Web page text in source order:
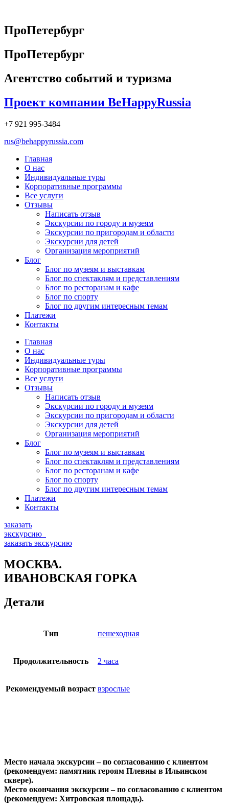
содержимому
ПроПетербург
ПроПетербург
Агентство событий и туризма
Проект компании BeHappyRussia
+7 921 995-3484
rus@behappyrussia.com
Главная
О нас
Индивидуальные туры
Корпоративные программы
Все услуги
Отзывы
Написать отзыв
Экскурсии по городу и музеям
Экскурсии по пригородам и области
Экскурсии для детей
Организация мероприятий
Блог
Блог по музеям и выставкам
Блог по спектаклям и представлениям
Блог по ресторанам и кафе
Блог по спорту
Блог по другим интересным темам
Платежи
Контакты
Главная
О нас
Индивидуальные туры
Корпоративные программы
Все услуги
Отзывы
Написать отзыв
Экскурсии по городу и музеям
Экскурсии по пригородам и области
Экскурсии для детей
Организация мероприятий
Блог
Блог по музеям и выставкам
Блог по спектаклям и представлениям
Блог по ресторанам и кафе
Блог по спорту
Блог по другим интересным темам
Платежи
Контакты
заказать
экскурсию
заказать экскурсию
МОСКВА.
ИВАНОВСКАЯ ГОРКА
Детали
Тип пешеходная
Продолжительность 2 часа
Рекомендуемый возраст взрослые
Место начала экскурсии – по согласованию с клиентом
(рекомендуем: памятник героям Плевны в Ильинском
сквере).
Место окончания экскурсии – по согласованию с клиентом
(рекомендуем: Хитровская площадь).